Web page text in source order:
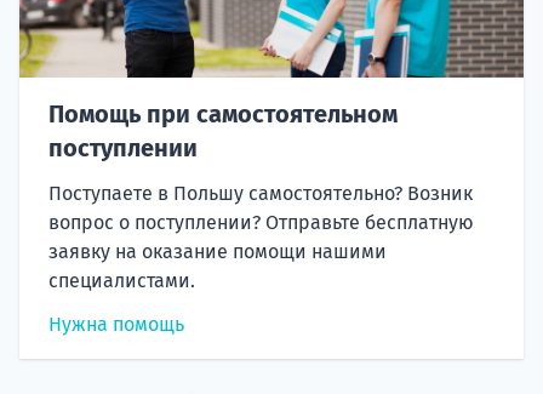
Помощь при самостоятельном
поступлении
Поступаете в Польшу самостоятельно? Возник
вопрос о поступлении? Отправьте бесплатную
заявку на оказание помощи нашими
специалистами.
Нужна помощь